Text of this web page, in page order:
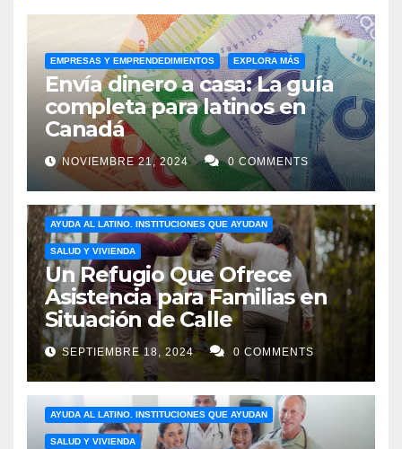
EMPRESAS Y EMPRENDEDIMIENTOS EXPLORA MÁS
Envía dinero a casa: La guía
completa para latinos en
Canadá
NOVIEMBRE 21, 2024 0 COMMENTS
AYUDA AL LATINO. INSTITUCIONES QUE AYUDAN
SALUD Y VIVIENDA
Un Refugio Que Ofrece
Asistencia para Familias en
Situación de Calle
SEPTIEMBRE 18, 2024 0 COMMENTS
AYUDA AL LATINO. INSTITUCIONES QUE AYUDAN
SALUD Y VIVIENDA